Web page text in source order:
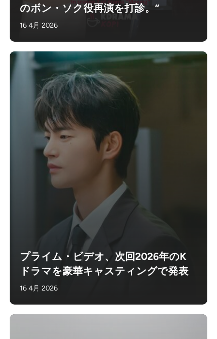
のボン・ソク役再演を打診。“
16 4月 2026
プライム・ビデオ、次回2026年のK
ドラマを豪華キャスティングで発表
16 4月 2026